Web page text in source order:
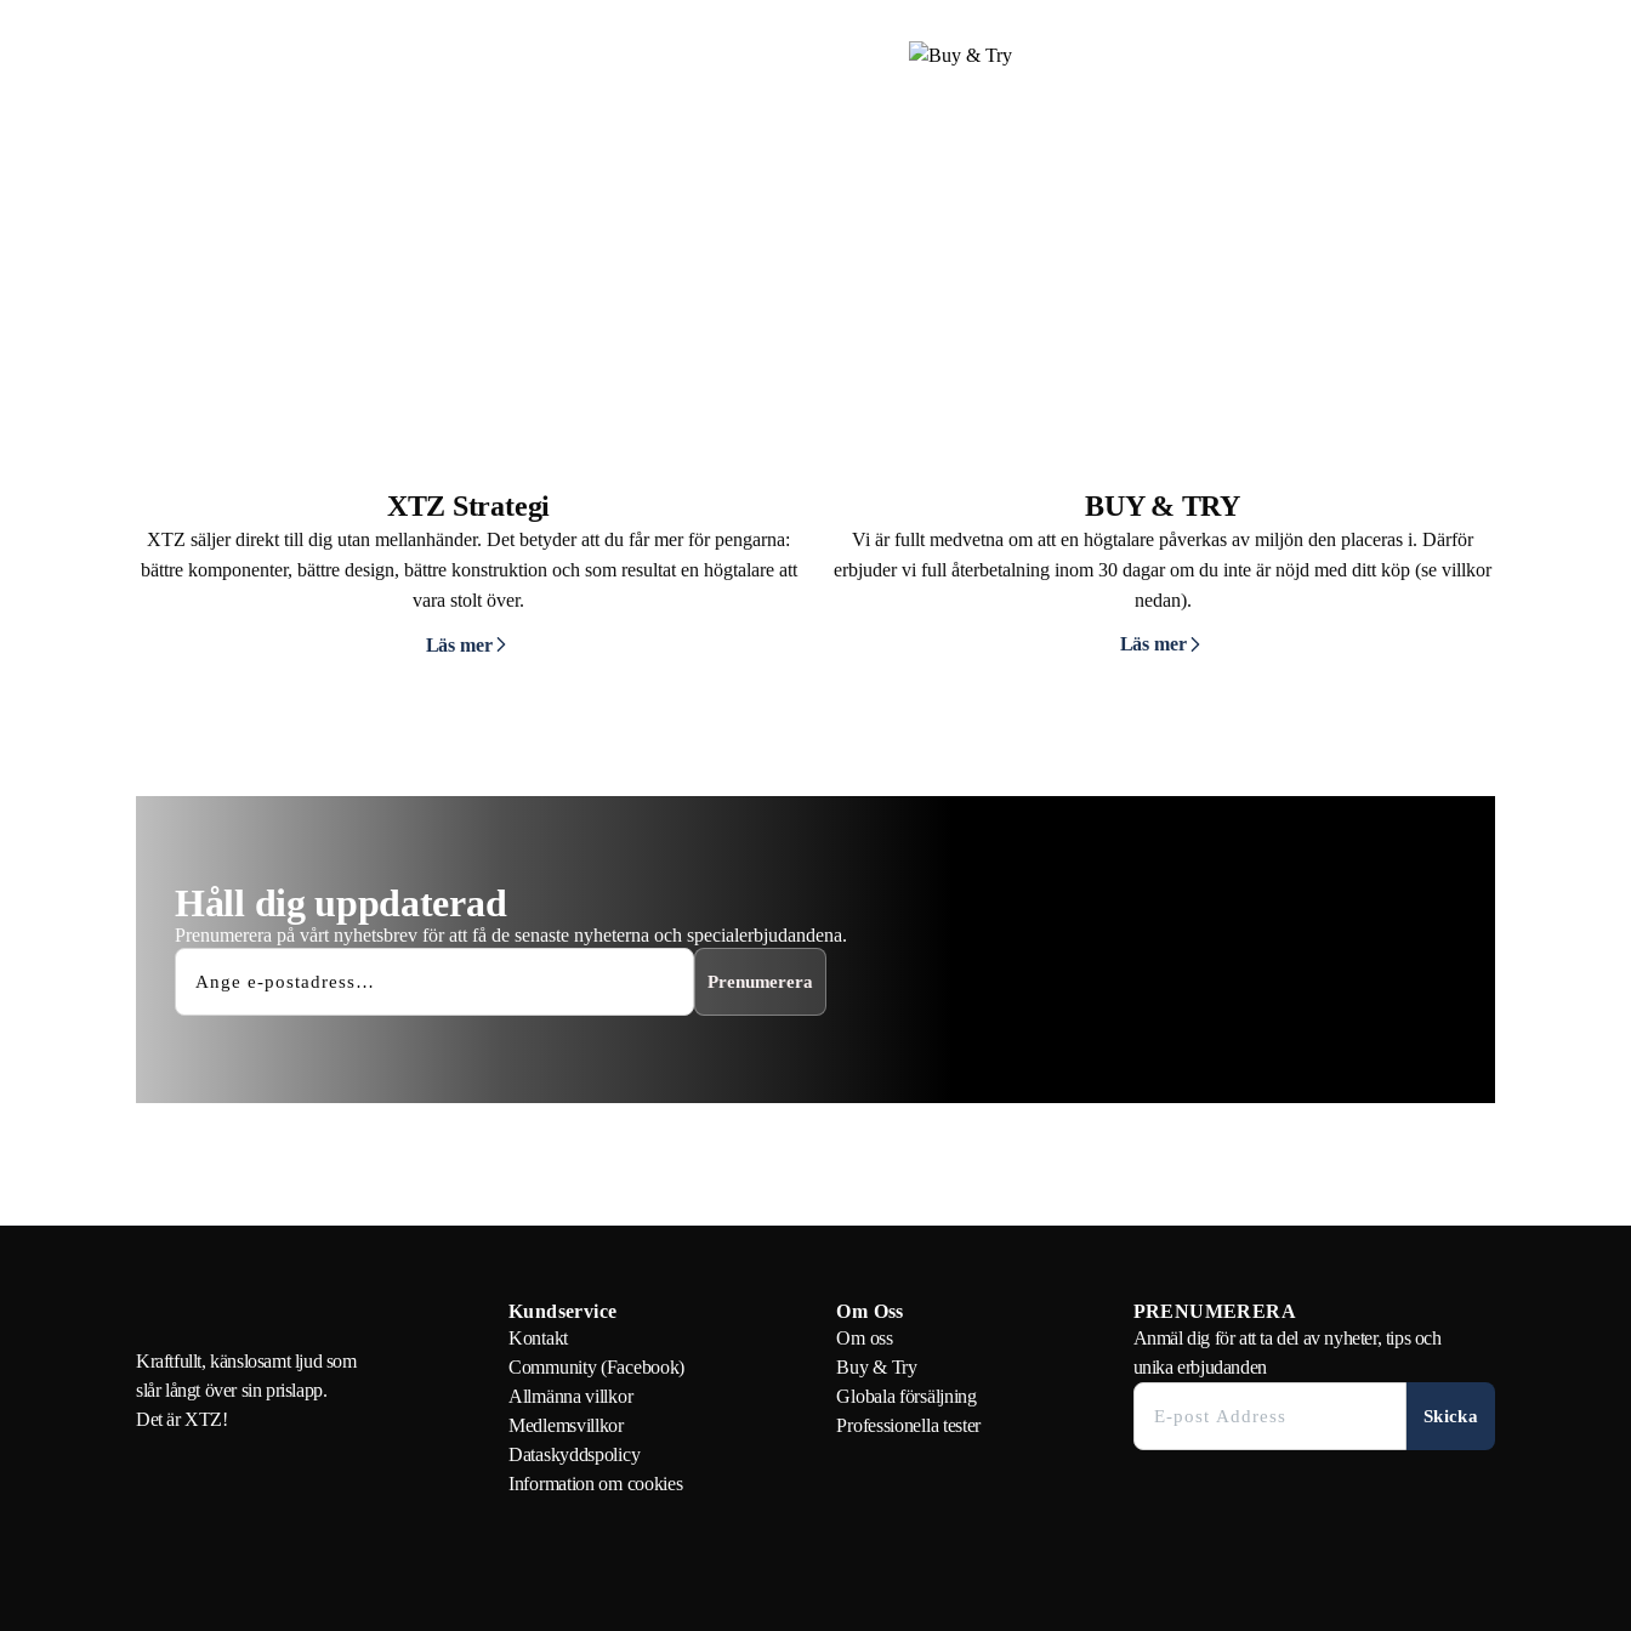
XTZ Strategi
XTZ säljer direkt till dig utan mellanhänder. Det betyder att du får mer för pengarna:
bättre komponenter, bättre design, bättre konstruktion och som resultat en högtalare att
vara stolt över.
Läs mer
BUY & TRY
Vi är fullt medvetna om att en högtalare påverkas av miljön den placeras i. Därför
erbjuder vi full återbetalning inom 30 dagar om du inte är nöjd med ditt köp (se villkor
nedan).
Läs mer
Håll dig uppdaterad
Prenumerera på vårt nyhetsbrev för att få de senaste nyheterna och specialerbjudandena.
Prenumerera
Kraftfullt, känslosamt ljud som
slår långt över sin prislapp.
Det är XTZ!
Kundservice
Kontakt
Community (Facebook)
Allmänna villkor
Medlemsvillkor
Dataskyddspolicy
Information om cookies
Om Oss
Om oss
Buy & Try
Globala försäljning
Professionella tester
PRENUMERERA
Anmäl dig för att ta del av nyheter, tips och
unika erbjudanden
Skicka